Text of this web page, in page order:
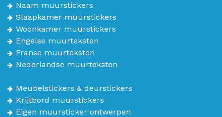
Naam muurstickers
Slaapkamer muurstickers
Woonkamer muurstickers
Engelse muurteksten
Franse muurteksten
Nederlandse muurteksten
Meubelstickers & deurstickers
Krijtbord muurstickers
Eigen muursticker ontwerpen